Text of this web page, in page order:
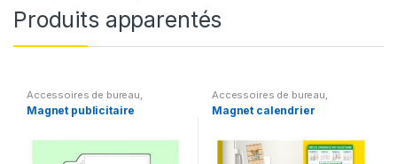
Produits apparentés
Accessoires de bureau
Fabrications spéciales ,
Magnet publicitaire
Accessoires de bureau
Agendas & Calendriers ,
Magnet calendrier